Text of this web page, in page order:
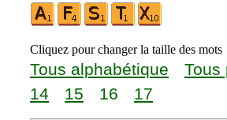
Cliquez pour changer la taille des mots
Tous alphabétique Tous
14
15 16 17